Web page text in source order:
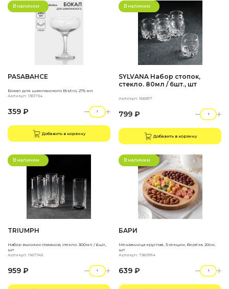
В наличии
PASABAHCE
Бокал для шампанского Bistro, 275 мл
Артикул: 1351734
359 ₽
Добавить в корзину
В наличии
SYLVANA Набор стопок,
стекло. 80мл / 6шт., шт
Артикул: 166817
799 ₽
Добавить в корзину
В наличии
TRIUMPH
Набор высоких стаканов, стекло. 300мл / 6шт.,
шт
Артикул: 1167743
959 ₽
В наличии
БАРИ
Менажница круглая, 3 секции, берёза. 20см,
шт
Артикул: 7369914
639 ₽